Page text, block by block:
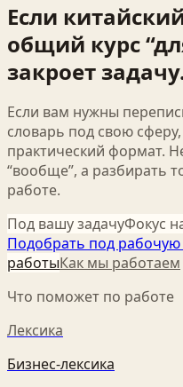
Если
общий курс
закроет
Если вам нужны
словарь под свою
практический формат.
“вообще”, а разбирать
работе.
Под вашу задачуФокус
Подобрать под рабочую
работыКак мы работаем
Что поможет по работе
Лексика
Бизнес-лексика